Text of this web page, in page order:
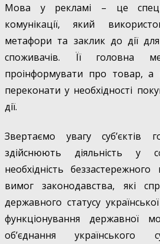
Мова у рекламі – це
комунікації, який
метафори та заклик до дії
споживачів. Її
проінформувати про товар, а
переконати у необхідності
дії.
Звертаємо увагу суб’єктів
здійснюють діяльність у
необхідність
вимог законодавства, які
державного статусу
функціонування державної
об’єднання українського